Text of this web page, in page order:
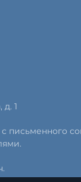
1
письменного